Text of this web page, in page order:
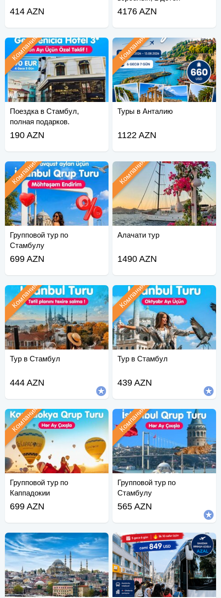
414 AZN
Забронируйте сейчас!
4176 AZN
Поездка в Стамбул,
полная подарков.
Компания
190 AZN
Туры в Анталию
Компания
1122 AZN
Групповой тур по
Стамбулу
Компания
699 AZN
Алачати тур
Компания
1490 AZN
Тур в Стамбул
Компания
444 AZN
Тур в Стамбул
Компания
439 AZN
Групповой тур по
Каппадокии
Компания
699 AZN
Групповой тур по
Стамбулу
Компания
565 AZN